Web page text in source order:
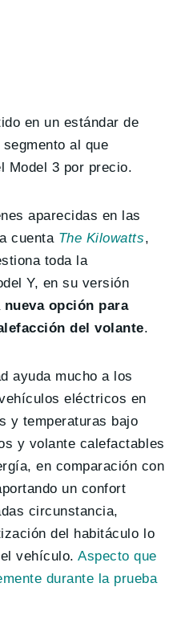
en un estándar de
al que
Model 3 por precio.
aparecidas en las
cuenta The Kilowatts,
toda la
Y, en su versión
nueva opción para
del volante.
ayuda mucho a los
eléctricos en
y temperaturas bajo
y volante calefactables
en comparación con
un confort
circunstancia,
del habitáculo lo
vehículo.Aspecto que
durante la prueba